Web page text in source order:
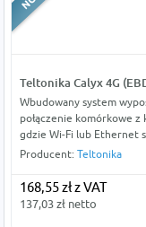
Teltonika Calyx 4G
Wbudowany system
połączenie komórkowe
gdzie Wi-Fi lub Ethernet
Producent: Teltonika
168,55 zł z VAT
137,03 zł netto